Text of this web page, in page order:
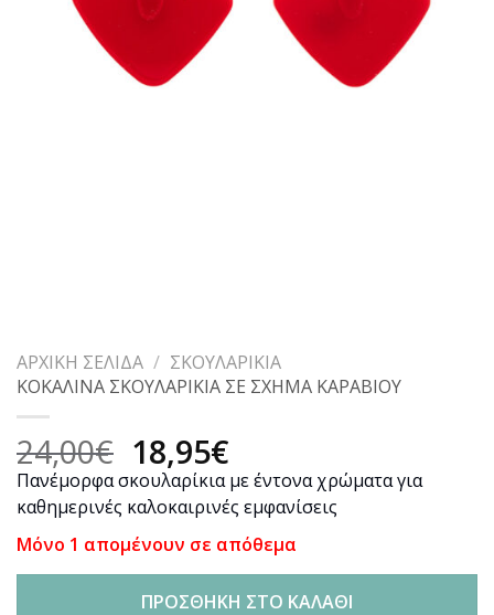
ΑΡΧΙΚΉ ΣΕΛΊΔΑ / ΣΚΟΥΛΑΡΊΚΙΑ
ΚΟΚΑΛΙΝΑ ΣΚΟΥΛΑΡΙΚΙΑ ΣΕ ΣΧΗΜΑ ΚΑΡΑΒΙΟΥ
24,00€ Original
price
was:
24,00€.
18,95€Η
τρέχουσα
τιμή
είναι:
18,95€.
Πανέμορφα σκουλαρίκια με έντονα χρώματα για
καθημερινές καλοκαιρινές εμφανίσεις
Μόνο 1 απομένουν σε απόθεμα
ΠΡΟΣΘΉΚΗ ΣΤΟ ΚΑΛΆΘΙ